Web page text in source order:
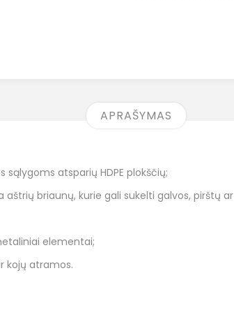
APRAŠYMAS
atsparių HDPE plokščių;
aštrių briaunų, kurie gali sukelti galvos, pirštų ar
elementai;
kojų atramos.